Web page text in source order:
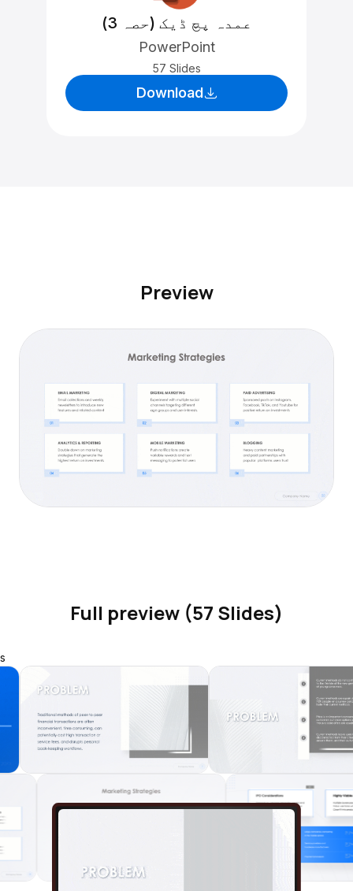
عمدہ پچ ڈیک (حصہ 3)
PowerPoint
57 Slides
Download
Preview
Full preview (57 Slides)
s